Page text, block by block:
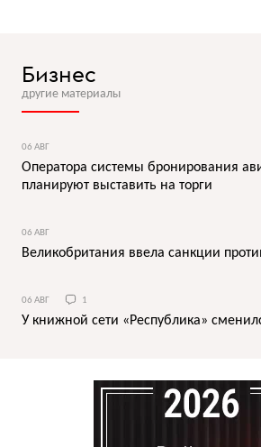
Бизнес
другие материалы
06 АВГ
Оператора системы бронирования
планируют выставить на торги
06 АВГ
Великобритания ввела санкции
06 АВГ 1
У книжной сети «Республика»